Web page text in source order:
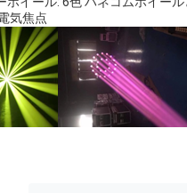
気焦点